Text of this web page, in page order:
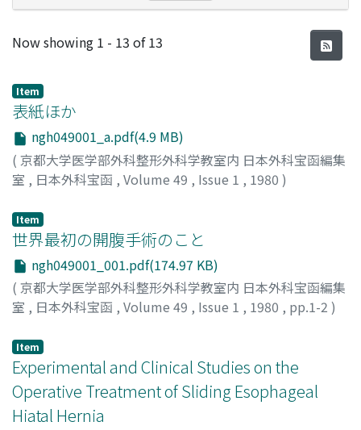
Recent Submissions
Now showing 1 - 13 of 13
Item
表紙ほか
ngh049001_a.pdf(4.9 MB)
( 京都大学医学部外科整形外科学教室内 日本外科宝函編集
室 , 日本外科宝函 , Volume 49 , Issue 1 , 1980 )
Item
世界最初の開腹手術のこと
ngh049001_001.pdf(174.97 KB)
( 京都大学医学部外科整形外科学教室内 日本外科宝函編集
室 , 日本外科宝函 , Volume 49 , Issue 1 , 1980 , pp.1-2 )
Item
Experimental and Clinical Studies on the
Operative Treatment of Sliding Esophageal
Hiatal Hernia